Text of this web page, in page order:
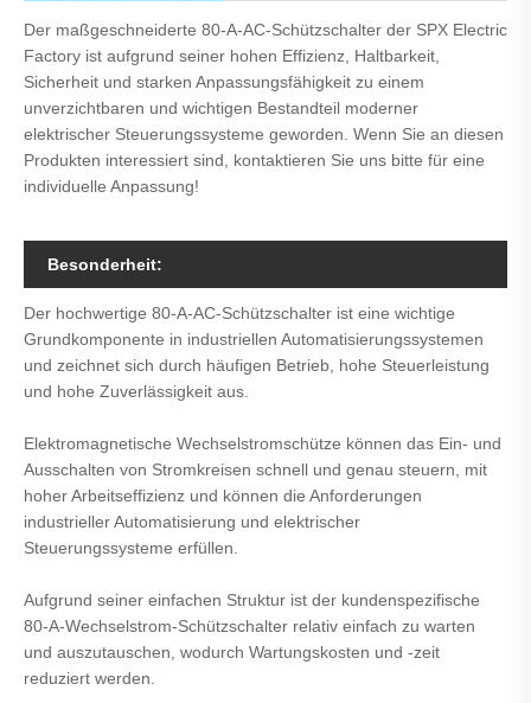
Der maßgeschneiderte 80-A-AC-Schützschalter der SPX Electric
Factory ist aufgrund seiner hohen Effizienz, Haltbarkeit,
Sicherheit und starken Anpassungsfähigkeit zu einem
unverzichtbaren und wichtigen Bestandteil moderner
elektrischer Steuerungssysteme geworden. Wenn Sie an diesen
Produkten interessiert sind, kontaktieren Sie uns bitte für eine
individuelle Anpassung!
Besonderheit:
Der hochwertige 80-A-AC-Schützschalter ist eine wichtige
Grundkomponente in industriellen Automatisierungssystemen
und zeichnet sich durch häufigen Betrieb, hohe Steuerleistung
und hohe Zuverlässigkeit aus.
Elektromagnetische Wechselstromschütze können das Ein- und
Ausschalten von Stromkreisen schnell und genau steuern, mit
hoher Arbeitseffizienz und können die Anforderungen
industrieller Automatisierung und elektrischer
Steuerungssysteme erfüllen.
Aufgrund seiner einfachen Struktur ist der kundenspezifische
80-A-Wechselstrom-Schützschalter relativ einfach zu warten
und auszutauschen, wodurch Wartungskosten und -zeit
reduziert werden.